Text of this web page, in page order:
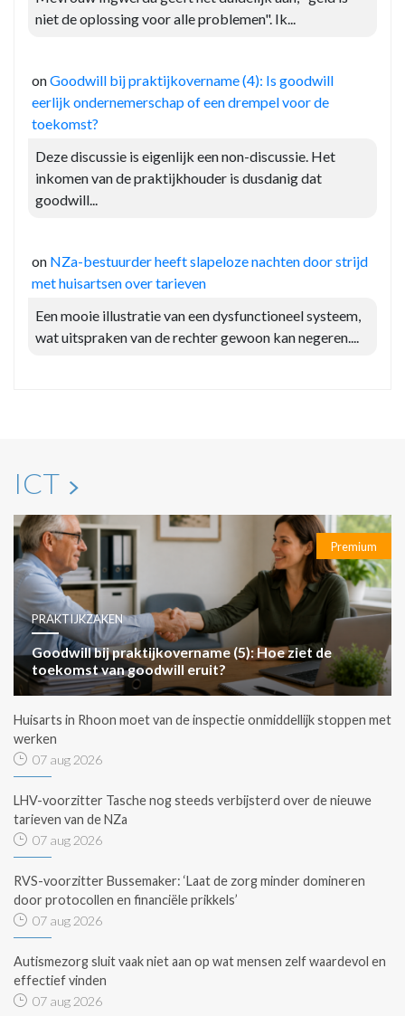
niet de oplossing voor alle problemen". Ik...
onGoodwill bij praktijkovername (4): Is goodwill
eerlijk ondernemerschap of een drempel voor de
toekomst?
Deze discussie is eigenlijk een non-discussie. Het
inkomen van de praktijkhouder is dusdanig dat
goodwill...
on NZa-bestuurder heeft slapeloze nachten door strijd
met huisartsen over tarieven
Een mooie illustratie van een dysfunctioneel systeem,
wat uitspraken van de rechter gewoon kan negeren....
ICT
Premium
PRAKTIJKZAKEN
Goodwill bij praktijkovername (5): Hoe ziet de
toekomst van goodwill eruit?
Huisarts in Rhoon moet van de inspectie onmiddellijk stoppen met
werken
07 aug 2026
LHV-voorzitter Tasche nog steeds verbijsterd over de nieuwe
tarieven van de NZa
07 aug 2026
RVS-voorzitter Bussemaker: ‘Laat de zorg minder domineren
door protocollen en financiële prikkels’
07 aug 2026
Autismezorg sluit vaak niet aan op wat mensen zelf waardevol en
effectief vinden
07 aug 2026